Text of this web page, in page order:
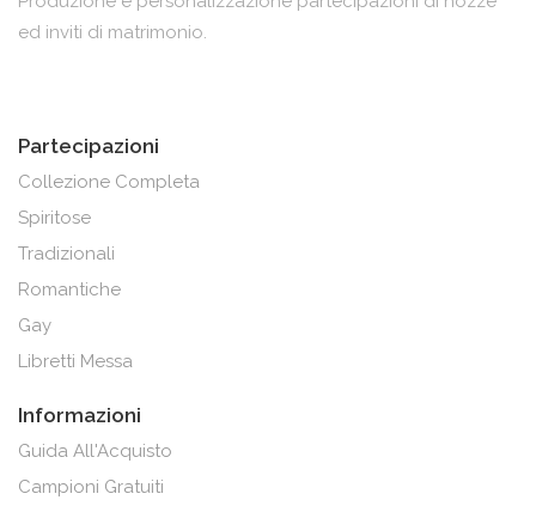
ed inviti di matrimonio.
Partecipazioni
Collezione Completa
Spiritose
Tradizionali
Romantiche
Gay
Libretti Messa
Informazioni
Guida All'Acquisto
Campioni Gratuiti